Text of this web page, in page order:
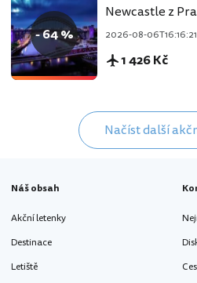
- 64 %
Newcastle z
2026-08-
1 426 Kč
Načíst další
Náš obsah
Akční letenky
Destinace
Letiště